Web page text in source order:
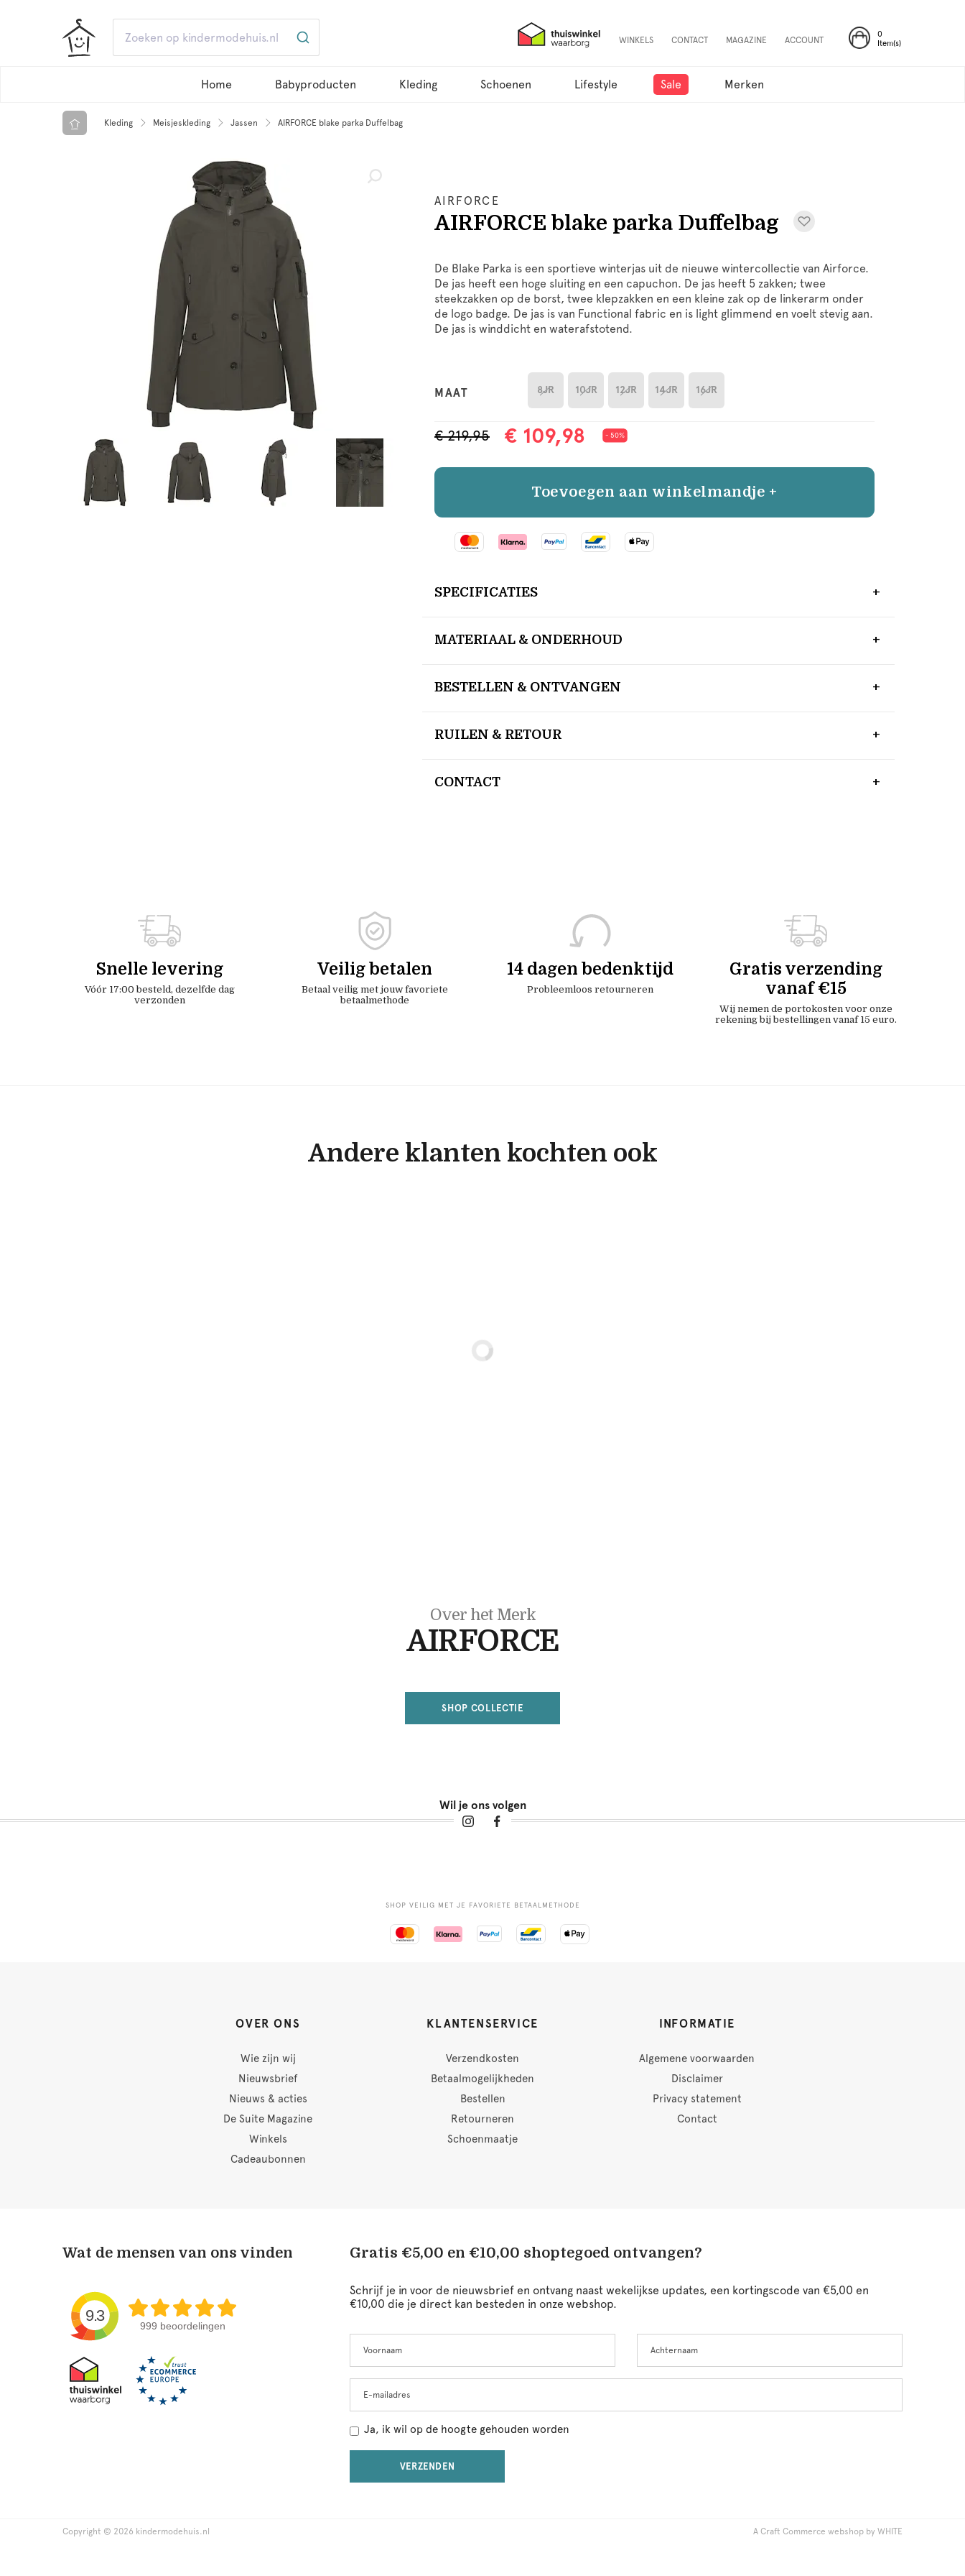
0
Item(s)
WINKELS CONTACT MAGAZINE ACCOUNT
Home Babyproducten Kleding Schoenen Lifestyle Sale Merken
Kleding Meisjeskleding Jassen AIRFORCE blake parka Duffelbag
AIRFORCE
AIRFORCE blake parka Duffelbag
De Blake Parka is een sportieve winterjas uit de nieuwe wintercollectie van Airforce.
De jas heeft een hoge sluiting en een capuchon. De jas heeft 5 zakken; twee
steekzakken op de borst, twee klepzakken en een kleine zak op de linkerarm onder
de logo badge. De jas is van Functional fabric en is light glimmend en voelt stevig aan.
De jas is winddicht en waterafstotend.
MAAT 8JR 10JR 12JR 14JR 16JR
€ 219,95 € 109,98 - 50%
Toevoegen aan winkelmandje +
SPECIFICATIES
MATERIAAL & ONDERHOUD
BESTELLEN & ONTVANGEN
RUILEN & RETOUR
CONTACT
Snelle levering
Vóór 17:00 besteld, dezelfde dag
verzonden
Veilig betalen
Betaal veilig met jouw favoriete
betaalmethode
14 dagen bedenktijd
Probleemloos retourneren
Gratis verzending
vanaf €15
Wij nemen de portokosten voor onze
rekening bij bestellingen vanaf 15 euro.
Andere klanten kochten ook
Over het Merk
AIRFORCE
SHOP COLLECTIE
Wil je ons volgen
SHOP VEILIG MET JE FAVORIETE BETAALMETHODE
OVER ONS
Wie zijn wij
Nieuwsbrief
Nieuws & acties
De Suite Magazine
Winkels
Cadeaubonnen
KLANTENSERVICE
Verzendkosten
Betaalmogelijkheden
Bestellen
Retourneren
Schoenmaatje
INFORMATIE
Algemene voorwaarden
Disclaimer
Privacy statement
Contact
Wat de mensen van ons vinden
9.3
999 beoordelingen
Gratis €5,00 en €10,00 shoptegoed ontvangen?
Schrijf je in voor de nieuwsbrief en ontvang naast wekelijkse updates, een kortingscode van €5,00 en
€10,00 die je direct kan besteden in onze webshop.
this
field
blank
Ja, ik wil op de hoogte gehouden worden
VERZENDEN
Copyright © 2026 kindermodehuis.nl A Craft Commerce webshop by WHITE